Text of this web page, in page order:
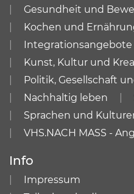
Gesundheit und
Kochen und
Integrationsangebote
Kunst, Kultur und
Politik, Gesellschaft
Nachhaltig leben
Sprachen und
VHS.NACH MASS -
Info
Impressum